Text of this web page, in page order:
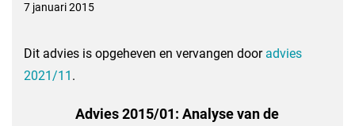
7 januari 2015
Dit advies is opgeheven en vervangen door advies
2021/11 .
Advies 2015/01: Analyse van de